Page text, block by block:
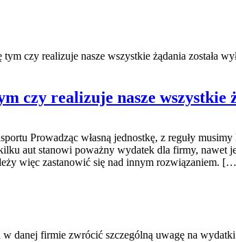
czy realizuje nasze wszystkie żądania została
czy realizuje nasze wszystkie
Prowadząc własną jednostkę, z reguły
aut stanowi poważny wydatek dla firmy, nawet
więc zastanowić się nad innym rozwiązaniem.
w danej firmie zwrócić szczególną uwagę na wydatki